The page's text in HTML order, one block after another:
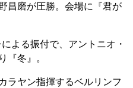
昌磨が圧勝。会場に『君が
よる振付で、アントニオ・
『冬』。
ラヤン指揮するベルリンフ